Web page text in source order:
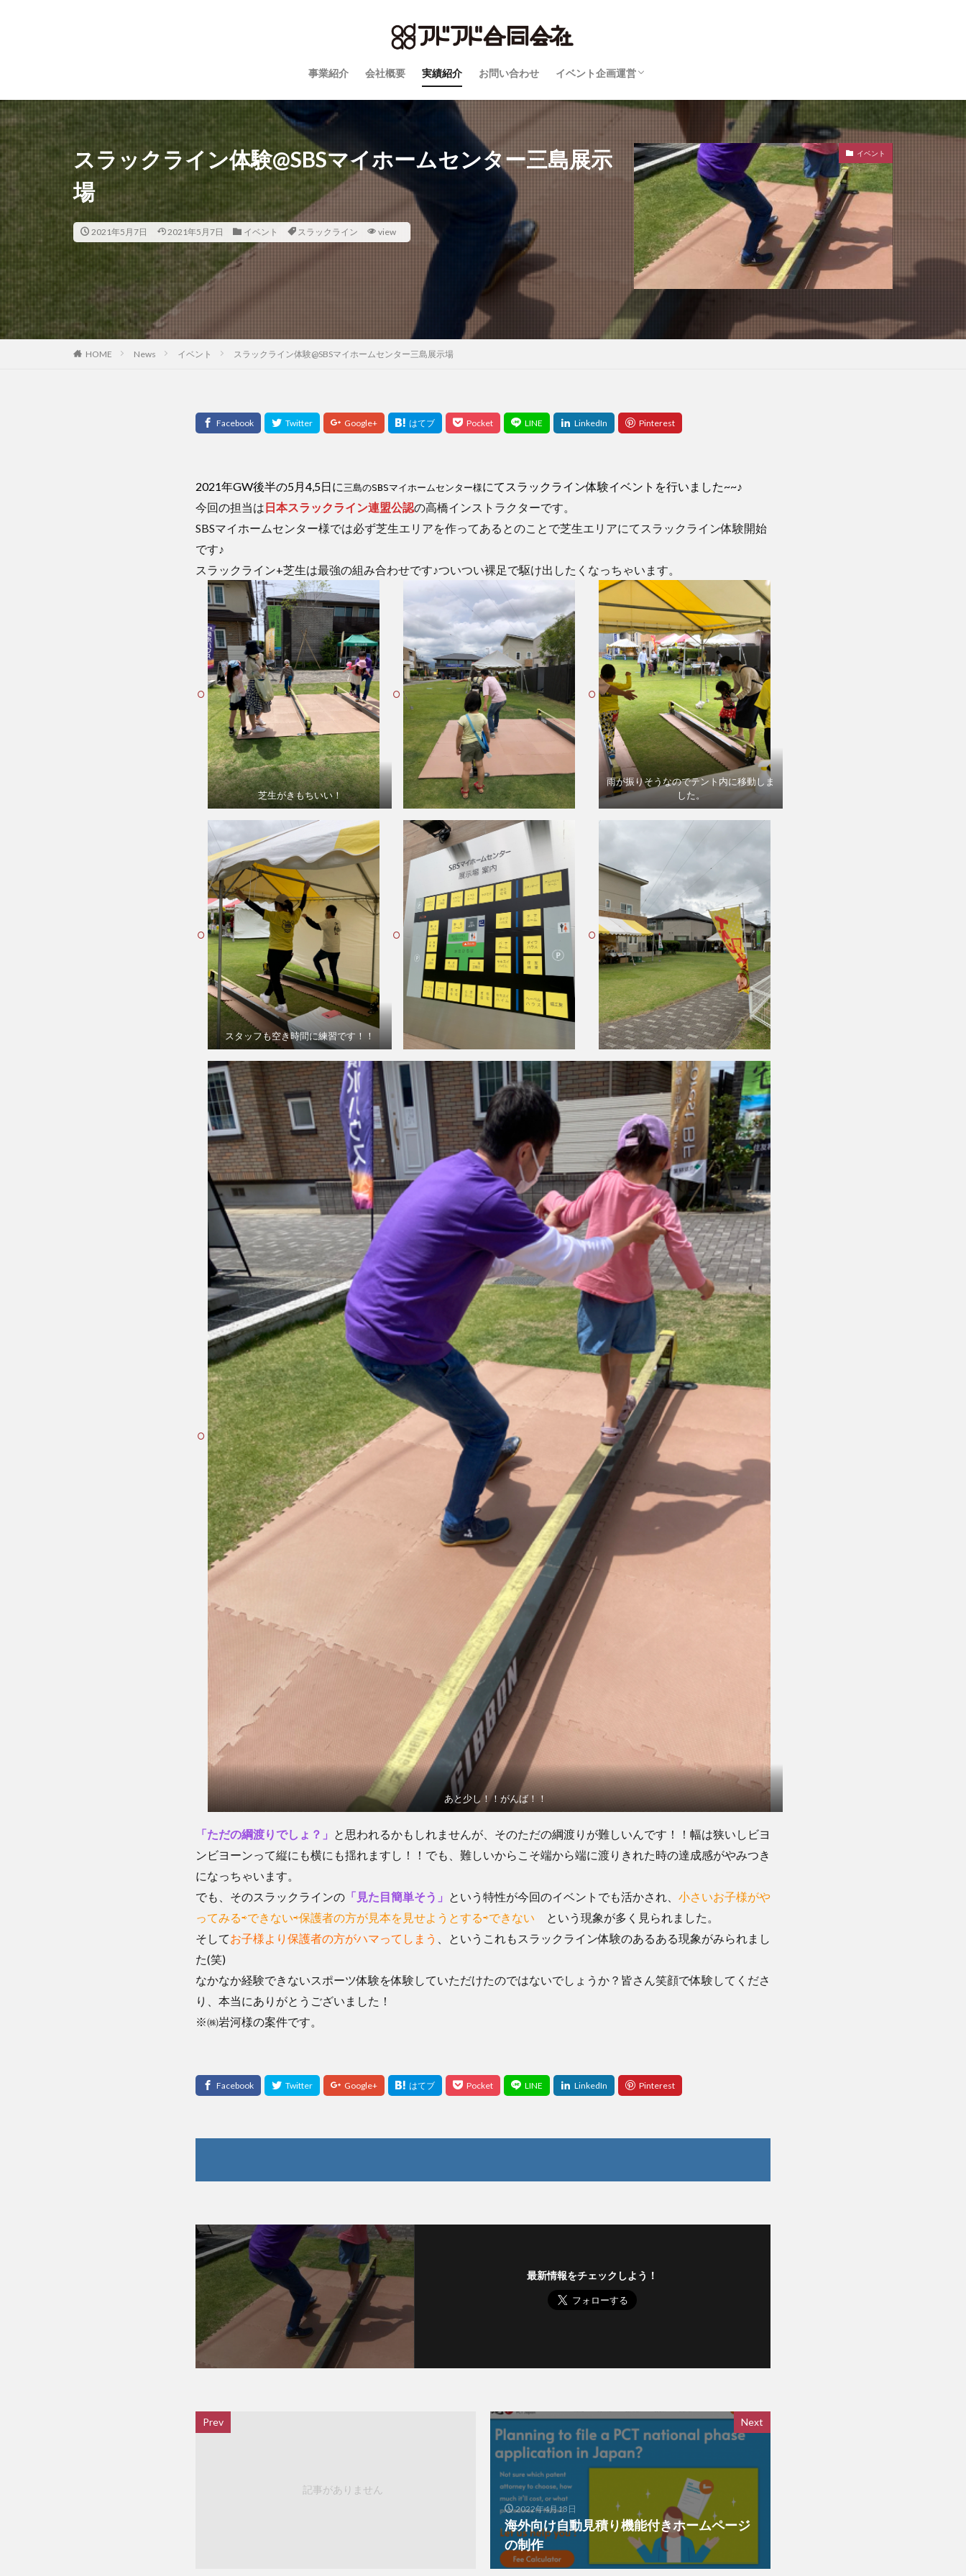
事業紹介 会社概要 実績紹介 お問い合わせ イベント企画運営
自動見積りフォーム
Q&A
仮押さえと決定優先とキャンセルポリシーに
ついて
スラックライン体験@SBSマイホームセンター三島展示
場
2021年5月7日 2021年5月7日 イベント スラックライン view
イベント
HOME News イベント スラックライン体験@SBSマイホームセンター三島展示場
2021年GW後半の5月4,5日に 三島のSBSマイホームセンター様にてスラックライン体験イベントを行いました~~♪
今回の担当は日本スラックライン連盟公認の高橋インストラクターです。
SBSマイホームセンター様では必ず芝生エリアを作ってあるとのことで芝生エリアにてスラックライン体験開始
です♪
スラックライン+芝生は最強の組み合わせです♪ついつい裸足で駆け出したくなっちゃいます。
芝生がきもちいい！
雨が振りそうなのでテント内に移動しま
した。
スタッフも空き時間に練習です！！
あと少し！！がんば！！
「ただの綱渡りでしょ？」
と思われるかもしれませんが、そのただの綱渡りが難しいんです！！幅は狭いしビヨ
ンビヨーンって縦にも横にも揺れますし！！でも、難しいからこそ端から端に渡りきれた時の達成感がやみつき
になっちゃいます。
でも、そのスラックラインの 「見た目簡単そう」 という特性が今回のイベントでも活かされ、 小さいお子様がや
ってみる⇨できない⇨保護者の方が見本を見せようとする⇨できない という現象が多く見られました。
そして お子様より保護者の方がハマってしまう
、というこれもスラックライン体験のあるある現象がみられまし
た(笑)
なかなか経験できないスポーツ体験を体験していただけたのではないでしょうか？皆さん笑顔で体験してくださ
り、本当にありがとうございました！
※㈱岩河様の案件です。
最新情報をチェックしよう！
Prev
記事がありません
Next
2022年4月13日
海外向け自動見積り機能付きホームページ
の制作